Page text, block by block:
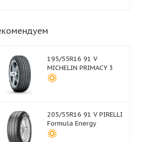
195/55R16 91 V
MICHELIN PRIMACY 3
205/55R16 91 V PIRELLI
Formula Energy